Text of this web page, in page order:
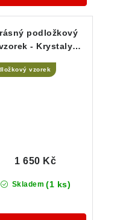
podložkový
- Krystaly
ortoklasu
vzorek
Skladem (1 ks)
1 650 Kč